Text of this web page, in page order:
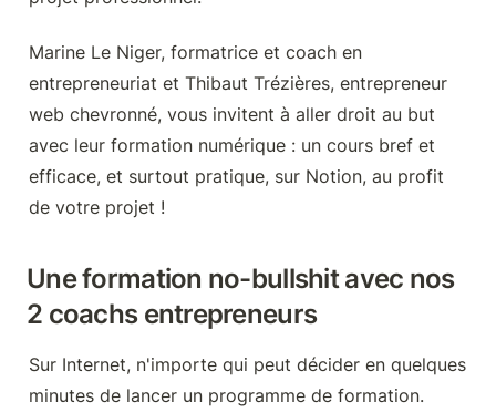
Marine Le Niger, formatrice et coach en
entrepreneuriat et Thibaut Trézières, entrepreneur
web chevronné, vous invitent à aller droit au but
avec leur formation numérique : un cours bref et
efficace, et surtout pratique, sur Notion, au profit
de votre projet !
Une formation no-bullshit avec nos
2 coachs entrepreneurs
Sur Internet, n'importe qui peut décider en quelques
minutes de lancer un programme de formation.